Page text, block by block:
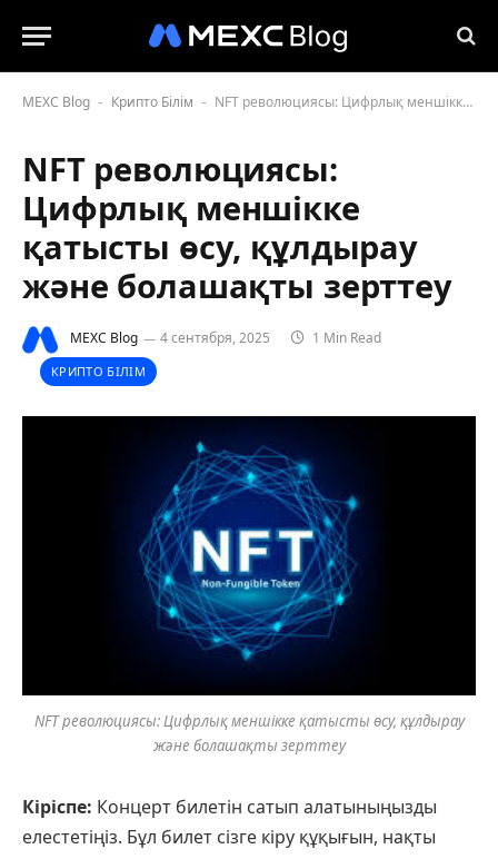
MEXC Blog - Крипто Білім - NFT революциясы: Цифрлық меншікке қатысты өсу, құлдырау және болашақты зерттеу
NFT революциясы:
Цифрлық меншікке
қатысты өсу, құлдырау
және болашақты зерттеу
MEXC Blog 4 сентября, 2025 1 Min Read
КРИПТО БІЛІМ
NFT революциясы: Цифрлық меншікке қатысты өсу, құлдырау
және болашақты зерттеу
Кіріспе: Концерт билетін сатып алатыныңызды
елестетіңіз. Бұл билет сізге кіру құқығын, нақты